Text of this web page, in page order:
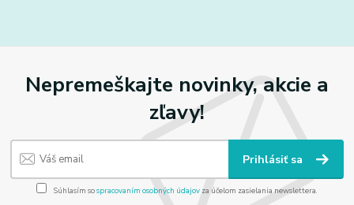
Nepremeškajte novinky, akcie a
zľavy!
Prihlásiť sa
Súhlasím sospracovaním osobných údajov za účelom zasielania newslettera.